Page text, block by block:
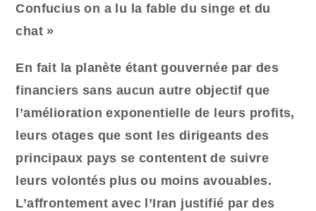
Confucius on a lu la fable du singe et du
chat »
En fait la planète étant gouvernée par des
financiers sans aucun autre objectif que
l’amélioration exponentielle de leurs profits,
leurs otages que sont les dirigeants des
principaux pays se contentent de suivre
leurs volontés plus ou moins avouables.
L’affrontement avec l’Iran justifié par des